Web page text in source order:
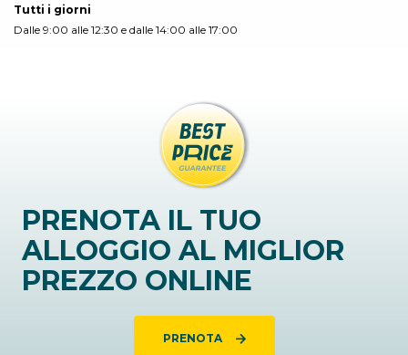
Tutti i giorni
Dalle 9:00 alle 12:30 e dalle 14:00 alle 17:00
PRENOTA IL TUO
ALLOGGIO AL MIGLIOR
PREZZO ONLINE
PRENOTA